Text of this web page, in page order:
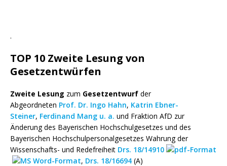
.
TOP 10 Zweite Lesung von
Gesetzentwürfen
Zweite Lesung zum Gesetzentwurf der
Abgeordneten Prof. Dr. Ingo Hahn, Katrin Ebner-
Steiner, Ferdinand Mang u. a. und Fraktion AfD zur
Änderung des Bayerischen Hochschulgesetzes und des
Bayerischen Hochschulpersonalgesetzes Wahrung der
Wissenschafts- und Redefreiheit Drs. 18/14910
, Drs. 18/16694 (A)